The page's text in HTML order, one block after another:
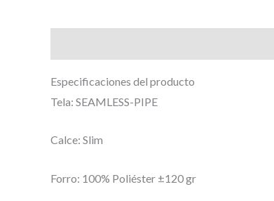
Especificaciones del producto
Tela: SEAMLESS-PIPE
Calce: Slim
Forro: 100% Poliéster ±120 gr